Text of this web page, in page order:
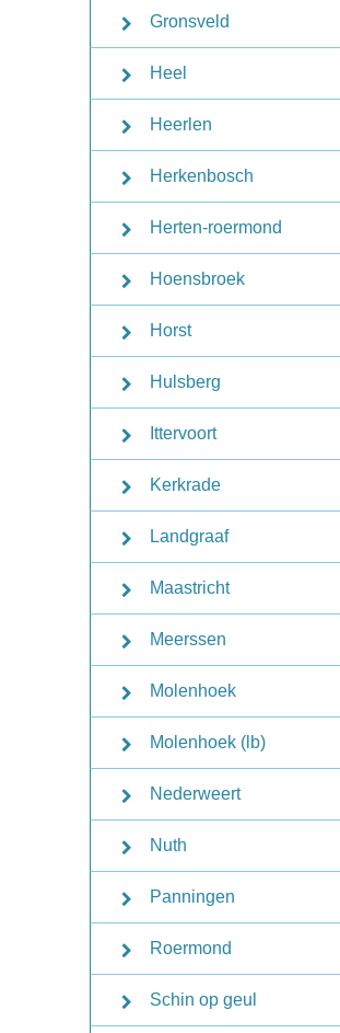
Gronsveld
Heel
Heerlen
Herkenbosch
Herten-roermond
Hoensbroek
Horst
Hulsberg
Ittervoort
Kerkrade
Landgraaf
Maastricht
Meerssen
Molenhoek
Molenhoek (lb)
Nederweert
Nuth
Panningen
Roermond
Schin op geul